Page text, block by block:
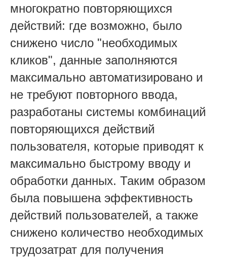
многократно повторяющихся
действий: где возможно, было
снижено число "необходимых
кликов", данные заполняются
максимально автоматизировано и
не требуют повторного ввода,
разработаны системы комбинаций
повторяющихся действий
пользователя, которые приводят к
максимально быстрому вводу и
обработки данных. Таким образом
была повышена эффективность
действий пользователей, а также
снижено количество необходимых
трудозатрат для получения